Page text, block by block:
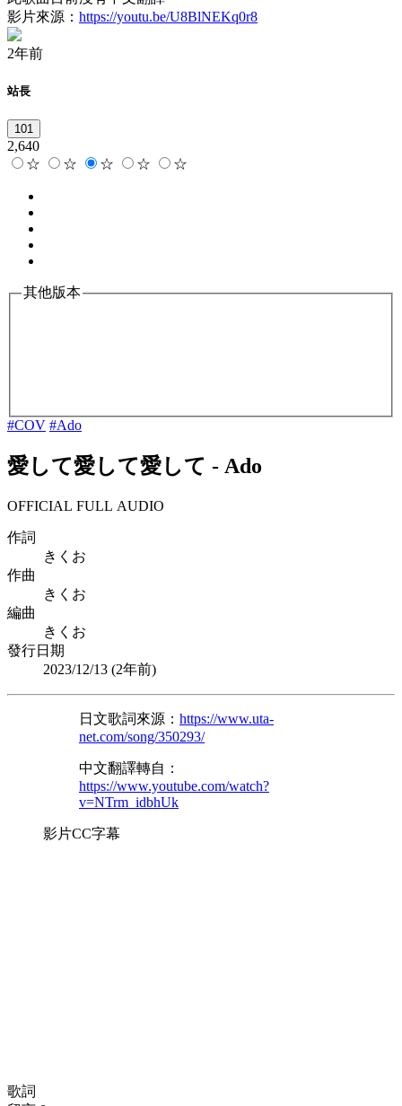
影片來源： https://youtu.be/U8BlNEKq0r8
2年前
站長
101
2,640
☆
☆ ☆ ☆ ☆
其他版本
#COV #Ado
愛して愛して愛して - Ado
OFFICIAL FULL AUDIO
作詞
きくお
作曲
きくお
編曲
きくお
發行日期
2023/12/13 (2年前)
日文歌詞來源： https://www.uta-
net.com/song/350293/
中文翻譯轉自：
https://www.youtube.com/watch?
v=NTrm_idbhUk
影片CC字幕
歌詞